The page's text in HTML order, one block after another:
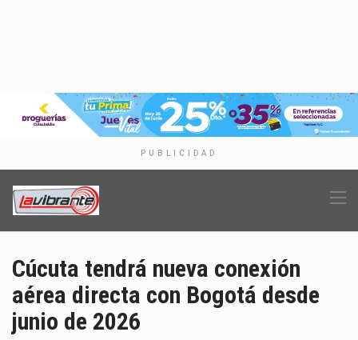
PUBLICIDAD
Cúcuta tendrá nueva conexión
aérea directa con Bogotá desde
junio de 2026